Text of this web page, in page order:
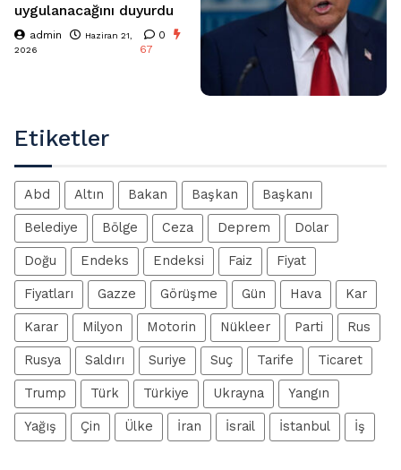
uygulanacağını duyurdu
admin
Haziran 21,
2026
0
67
Etiketler
Abd Altın Bakan Başkan Başkanı
Belediye Bölge Ceza Deprem Dolar
Doğu Endeks Endeksi Faiz Fiyat
Fiyatları Gazze Görüşme Gün Hava Kar
Karar Milyon Motorin Nükleer Parti Rus
Rusya Saldırı Suriye Suç Tarife Ticaret
Trump Türk Türkiye Ukrayna Yangın
Yağış Çin Ülke İran İsrail İstanbul İş